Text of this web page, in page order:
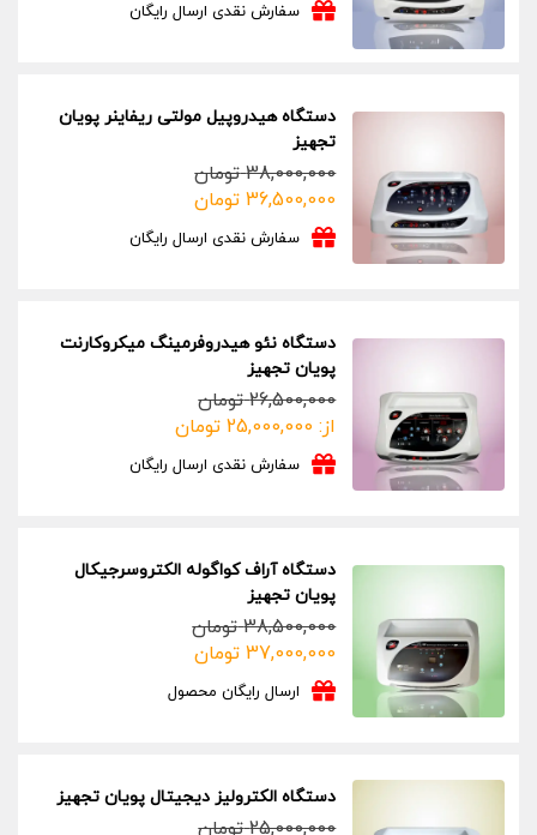
سفارش نقدی ارسال رایگان
دستگاه هیدروپیل مولتی ریفاینر پویان
تجهیز
38,000,000 تومان
قیمت
اصلی:
38,000,000 تومان
36,500,000 تومان
قیمت
فعلی:
36,500,000 تومان.
سفارش نقدی ارسال رایگان
دستگاه نئو هیدروفرمینگ میکروکارنت
پویان تجهیز
26,500,000 تومان
از: 25,000,000 تومان
سفارش نقدی ارسال رایگان
دستگاه آراف کواگوله الکتروسرجیکال
پویان تجهیز
38,500,000 تومان
قیمت
اصلی:
38,500,000 تومان
37,000,000 تومان
قیمت
فعلی:
37,000,000 تومان.
ارسال رایگان محصول
دستگاه الکترولیز دیجیتال پویان تجهیز
25,000,000 تومان